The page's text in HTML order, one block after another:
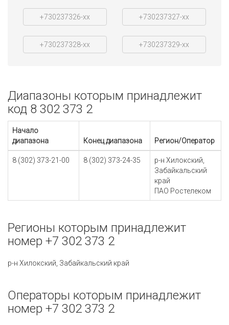
+730237326-xx +730237327-xx
+730237328-xx +730237329-xx
Диапазоны которым принадлежит
код 8 302 373 2
Начало
диапазона
Конец диапазона Регион/Оператор
8 (302) 373-21-00 8 (302) 373-24-35
р-н Хилокский,
Забайкальский
край
ПАО Ростелеком
Регионы которым принадлежит
номер +7 302 373 2
р-н Хилокский, Забайкальский край
Операторы которым принадлежит
номер +7 302 373 2